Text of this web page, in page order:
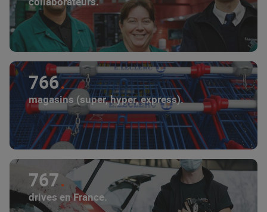
766
magasins (super, hyper, express).
767
drives en France.